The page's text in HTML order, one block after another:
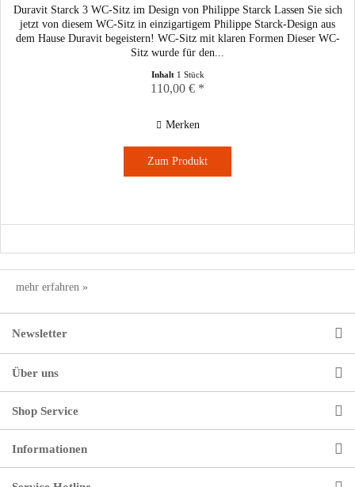
Duravit Starck 3 WC-Sitz im Design von Philippe Starck Lassen Sie sich
jetzt von diesem WC-Sitz in einzigartigem Philippe Starck-Design aus
dem Hause Duravit begeistern! WC-Sitz mit klaren Formen Dieser WC-
Sitz wurde für den...
Inhalt 1 Stück
110,00 € *
Merken
Zum Produkt
mehr erfahren »
Newsletter
Über uns
Shop Service
Informationen